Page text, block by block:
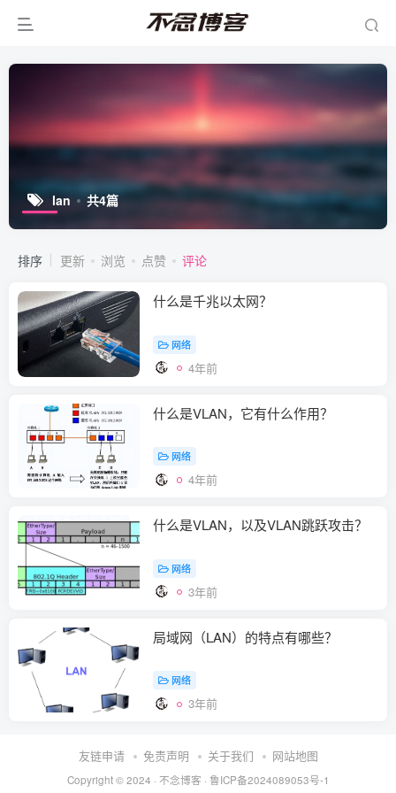
lan 共4篇
排序 更新 浏览 点赞 评论
什么是千兆以太网？
网络
4年前
什么是VLAN，它有什么作用？
网络
4年前
什么是VLAN，以及VLAN跳跃攻击？
网络
3年前
局域网（LAN）的特点有哪些？
网络
3年前
友链申请 免责声明 关于我们 网站地图
Copyright © 2024 · 不念博客 · 鲁ICP备2024089053号-1